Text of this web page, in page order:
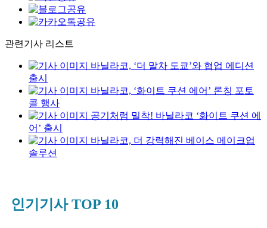
관련기사 리스트
바닐라코, ‘더 말차 도쿄’와 협업 에디션
출시
바닐라코, ‘화이트 쿠션 에어’ 론칭 포토
콜 행사
공기처럼 밀착! 바닐라코 ‘화이트 쿠션 에
어’ 출시
바닐라코, 더 강력해진 베이스 메이크업
솔루션
인기기사 TOP 10